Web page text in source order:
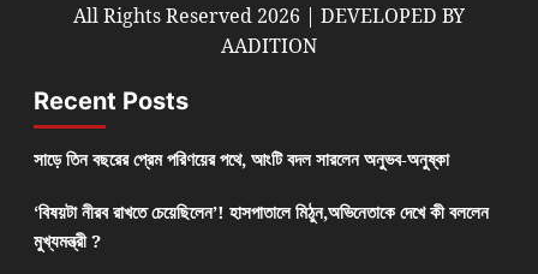
All Rights Reserved 2026 | DEVELOPED BY
AADITION
Recent Posts
সাড়ে তিন বছরের প্রেম পরিণয়ের পথে, আংটি বদল সারলেন অনুভব-অনুষ্কা
‘বিষয়টা নীরব রাখতে চেয়েছিলেন’! হাসপাতালে মিঠুন,অভিনেতাকে দেখে কী বললেন
মুখ্যমন্ত্রী ?